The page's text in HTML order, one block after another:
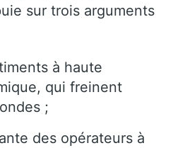
sur trois arguments
à haute
qui freinent
;
des opérateurs à